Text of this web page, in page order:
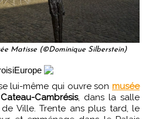
Matisse (©Dominique Silberstein)
lui-même qui ouvre son musée
Cateau-Cambrésis, dans la salle
Ville. Trente ans plus tard, le